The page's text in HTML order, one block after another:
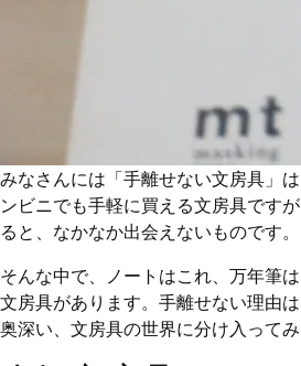
みなさんには「手離せない文房具」
ンビニでも手軽に買える文房具です
ると、なかなか出会えないものです。
そんな中で、ノートはこれ、万年筆
文房具があります。手離せない理由
奥深い、文房具の世界に分け入ってみ